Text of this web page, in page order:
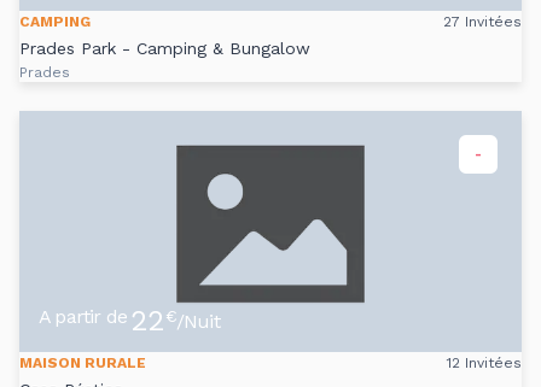
CAMPING 27 Invitées
Prades Park - Camping & Bungalow
Prades
-
A partir de 22€/Nuit
MAISON RURALE 12 Invitées